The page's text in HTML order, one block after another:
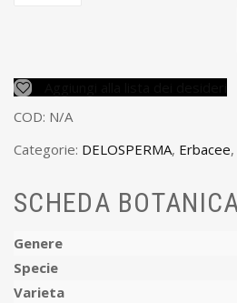
COD: N/A
Categorie: DELOSPERMA, Erbacee,
SCHEDA
Genere
Specie
Varieta